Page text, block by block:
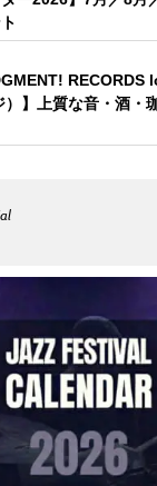
RECORDS
】上質な音・酒・